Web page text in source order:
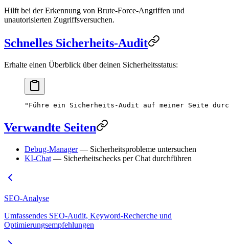
Hilft bei der Erkennung von Brute-Force-Angriffen und
unautorisierten Zugriffsversuchen.
Schnelles Sicherheits-Audit
Erhalte einen Überblick über deinen Sicherheitsstatus:
"Führe ein Sicherheits-Audit auf meiner Seite
Verwandte Seiten
Debug-Manager— Sicherheitsprobleme untersuchen
KI-Chat — Sicherheitschecks per Chat durchführen
SEO-Analyse
Umfassendes SEO-Audit, Keyword-Recherche und
Optimierungsempfehlungen